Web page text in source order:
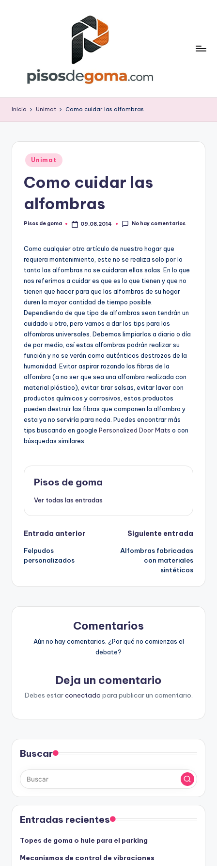
is
o
s
G
m
Inicio Unimat Como cuidar las alfombras
Publicado
en
Unimat
Como cuidar las
alfombras
Publicado
Pisos de goma 09.08.2014 No hay comentarios
Como cualquier otro artículo de nuestro hogar que
requiera mantenimiento, este no se realiza solo por lo
tanto las alfombras no se cuidaran ellas solas. En lo que
nos referimos a cuidar es que es lo que tienen y que no
tienen que hacer para que las alfombras de su hogar
duren la mayor cantidad de tiempo posible.
Dependiendo de que tipo de alfombras sean tendrán un
cuidado u otro, pero vamos a dar los tips para las
alfombras universales. Debemos limpiarlos a diario o día
de por medio, así estas alfombras podrán realizar su
función y no se verán como auténticos destrozos de la
humanidad. Evitar aspirar rozando las fibras de la
alfombra (a no ser que sea una alfombra realizada con
material plástico), evitar tirar salsas, evitar lavar con
productos químicos y corrosivos, estos productos
pueden destruir las fibras que componen la alfombra y
esta ya no serviría para nada. Puedes encontrar más
tips buscando en google Personalized Door Mats o con
búsquedas similares.
Pisos de goma
Ver todas las entradas
Navegación
de
Entrada anterior
Felpudos
personalizados
Siguiente entrada
Alfombras fabricadas
con materiales
sintéticos
Comentarios
Aún no hay comentarios. ¿Por qué no comienzas el
debate?
Deja un comentario
Debes estarconectado para publicar un comentario.
Buscar
Entradas recientes
Topes de goma o hule para el parking
Mecanismos de control de vibraciones